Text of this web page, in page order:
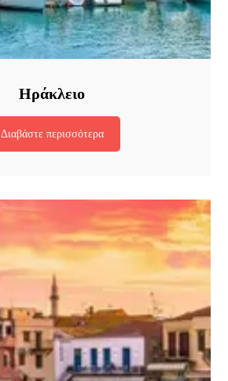
Ηράκλειο
Διαβάστε περισσότερα